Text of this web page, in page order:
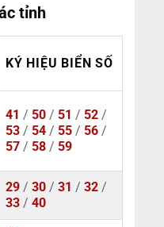
tỉnh
KÝ HIỆU BIỂN SỐ
41 / 50 / 51 / 52 /
53 / 54 / 55 / 56 /
57 / 58 / 59
29 / 30 / 31 / 32 /
33 / 40